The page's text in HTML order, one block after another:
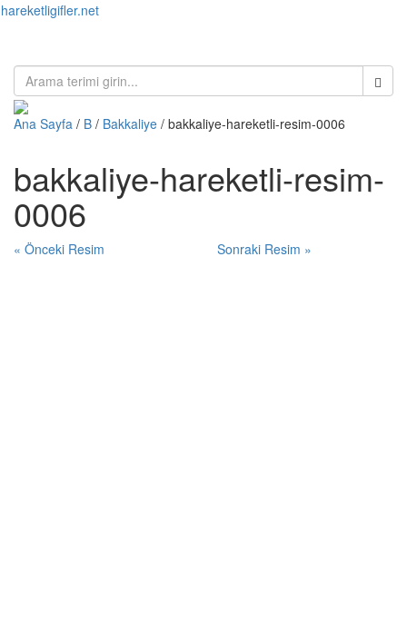
hareketligifler.net
Ana Sayfa / B / Bakkaliye / bakkaliye-hareketli-resim-0006
bakkaliye-hareketli-resim-
0006
« Önceki Resim Sonraki Resim »